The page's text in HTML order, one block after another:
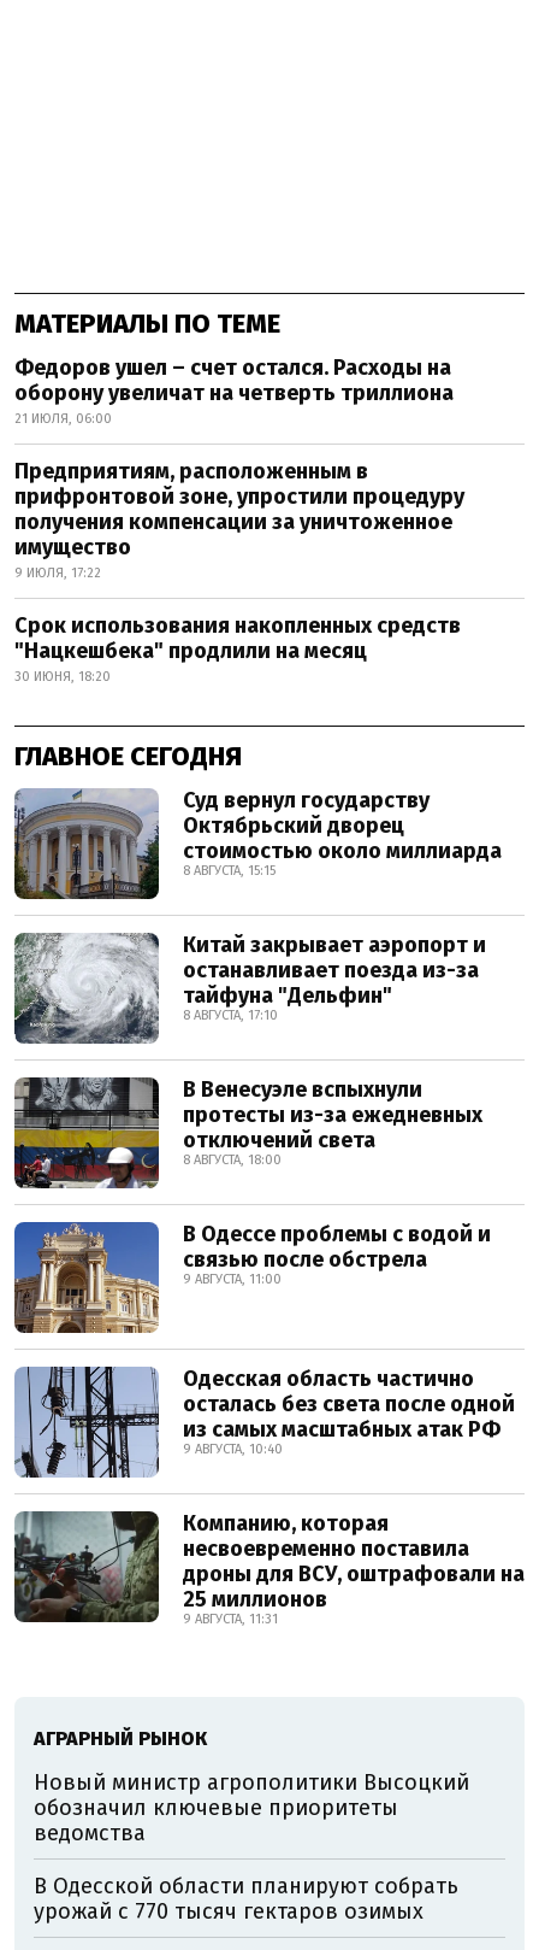
МАТЕРИАЛЫ ПО ТЕМЕ
Федоров ушел – счет остался. Расходы на
оборону увеличат на четверть триллиона
21 ИЮЛЯ, 06:00
Предприятиям, расположенным в
прифронтовой зоне, упростили процедуру
получения компенсации за уничтоженное
имущество
9 ИЮЛЯ, 17:22
Срок использования накопленных средств
"Нацкешбека" продлили на месяц
30 ИЮНЯ, 18:20
ГЛАВНОЕ СЕГОДНЯ
Суд вернул государству
Октябрьский дворец
стоимостью около миллиарда
8 АВГУСТА, 15:15
Китай закрывает аэропорт и
останавливает поезда из-за
тайфуна "Дельфин"
8 АВГУСТА, 17:10
В Венесуэле вспыхнули
протесты из-за ежедневных
отключений света
8 АВГУСТА, 18:00
В Одессе проблемы с водой и
связью после обстрела
9 АВГУСТА, 11:00
Одесская область частично
осталась без света после одной
из самых масштабных атак РФ
9 АВГУСТА, 10:40
Компанию, которая
несвоевременно поставила
дроны для ВСУ, оштрафовали на
25 миллионов
9 АВГУСТА, 11:31
АГРАРНЫЙ РЫНОК
Новый министр агрополитики Высоцкий
обозначил ключевые приоритеты
ведомства
В Одесской области планируют собрать
урожай с 770 тысяч гектаров озимых